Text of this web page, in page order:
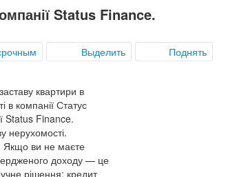
Status Finance.
Выделить Поднять
квартири в
в компанії Статус
Status Finance.
нерухомості.
Якщо ви не маєте
доходу — це
рішення: кредит